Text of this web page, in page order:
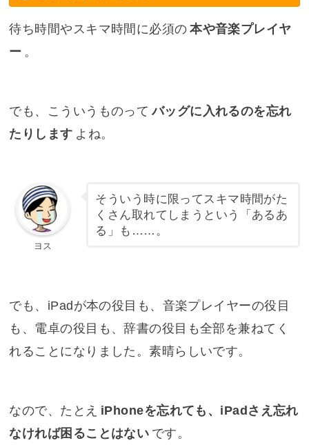
待ち時間やスキマ時間に必須の 本や音楽プレイヤ
ー 。
でも、こういうものって バッグに入れるのを忘れ
たりします よね。
ヨス
そういう時に限ってスキマ時間がた
くさん取れてしまうという「あるあ
る」も……。
でも、iPadが本の役目も、音楽プレイヤーの役目
も、電卓の役目も、辞書の役目も全部を兼ねてく
れることになりました。素晴らしいです。
なので、たとえ iPhoneを忘れても、iPadさえ忘れ
なければ困ることはない です。